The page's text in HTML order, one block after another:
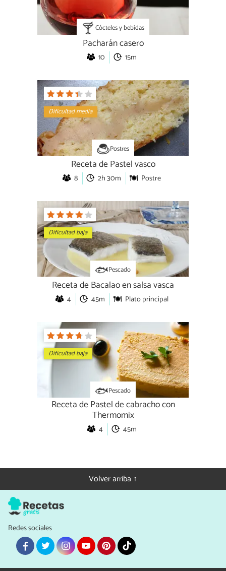
Cócteles y bebidas
Pacharán casero
10 15m
Dificultad media
Postres
Receta de Pastel vasco
8 2h 30m Postre
Dificultad baja
Pescado
Receta de Bacalao en salsa vasca
4 45m Plato principal
Dificultad baja
Pescado
Receta de Pastel de cabracho con
Thermomix
4 45m
Volver arriba ↑
Redes sociales